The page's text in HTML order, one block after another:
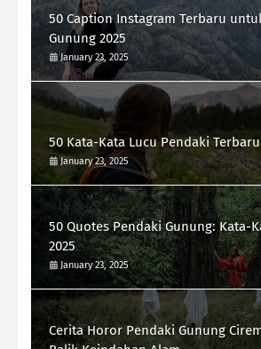
50 Caption Instagram Terbaru
Gunung 2025
January 23, 2025
50 Kata-Kata Lucu Pendaki Terbaru
January 23, 2025
50 Quotes Pendaki Gunung: Kata-
2025
January 23, 2025
Cerita Horor Pendaki Gunung